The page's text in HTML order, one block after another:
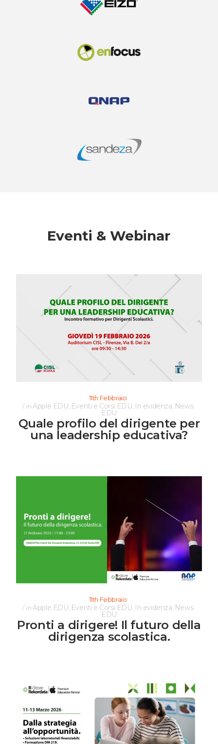
Eventi & Webinar
11th Febbraio
in Apple EDU Eventi e Corsi EDU In evidenza News
EDU
Quale profilo del dirigente per
una leadership educativa?
11th Febbraio
inApple EDU, Eventi e Corsi EDU, In evidenza, News
EDU
Pronti a dirigere! Il futuro della
dirigenza scolastica.